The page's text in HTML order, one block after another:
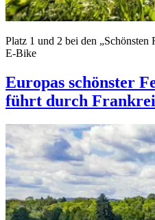
Platz 1 und 2 bei den
E-Bike
Europas schönster
führt durch